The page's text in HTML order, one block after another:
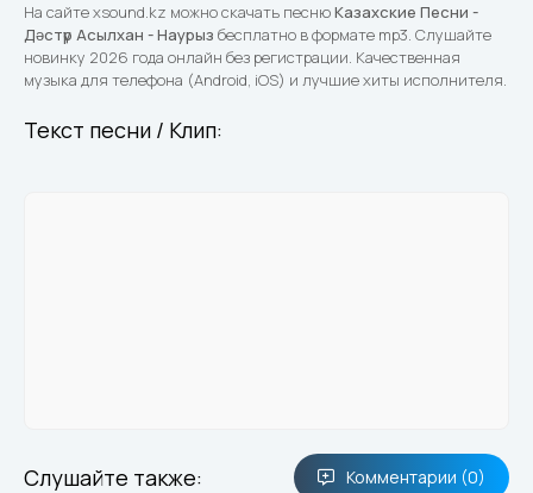
На сайте xsound.kz можно скачать песнюКазахские Песни -
Дәстүр Асылхан - Наурыз бесплатно в формате mp3. Слушайте
новинку 2026 года онлайн без регистрации. Качественная
музыка для телефона (Android, iOS) и лучшие хиты исполнителя.
Текст песни / Клип:
Слушайте также: Комментарии (0)